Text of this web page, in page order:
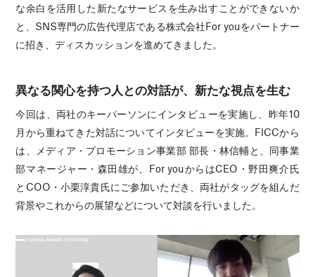
な余白を活用した新たなサービスを生み出すことができないか
と、SNS専門の広告代理店である株式会社For youをパートナー
に招き、ディスカッションを進めてきました。
異なる関心を持つ人との対話が、新たな視点を生む
今回は、両社のキーパーソンにインタビューを実施し、昨年10
月から重ねてきた対話についてインタビューを実施。FICCから
は、メディア・プロモーション事業部 部長・林信輔と、同事業
部マネージャー・森田雄が、For youからはCEO・野田爽介氏
とCOO・小栗淳貴氏にご参加いただき、両社がタッグを組んだ
背景やこれからの展望などについて対談を行いました。